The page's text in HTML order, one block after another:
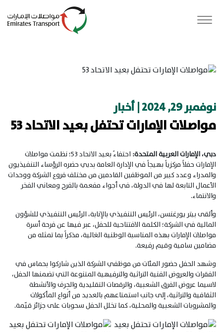
نوفمبر 29, 2024 | أخبار
مواصلات الإمارات تحتفل بعيد الاتحاد 53
دبي، الإمارات العربية المتحدة:
احتفاءً بعيد الاتحاد 53؛ نظمت مواصلات
الإمارات حفلاً مركزياً بهيجاً في الإدارة العامة بدبي حضره الرؤساء التنفيذيون
والمدراء وعدد كبير من الموظفين القادمين من مختلف فروع الشركة ووحدات
الأعمال التابعة لها في الدولة، في أجواء مفعمة بالفرح ومعاني الفخر
والانتماء.
وألقى بيتر يورغنسن، الرئيس التنفيذي بالإنابة، الرئيس التنفيذي للشؤون
المالية في الشركة؛ الكلمة الافتتاحية للحفل، عبر فيها عن فرحة أسرة
مواصلات الإمارات بهذه المناسبة الوطنية الغالية، مذكراً بما تمثله من
مضامين سامية وقيم رفيعة.
وشهد الحفل حضور المئات من موظفي الشركة الذين شاركوا بحماس في
الفقرات والعروض الفنية التراثية والترفيهية المتنوعة التي تضمنها الحفل،
لاسيما عروض الفرق الشعبية، والرقصات التقليدية والحِرف والأنشطة
الثقافية والتراثية، إلى جانب استمتاعهم بالعديد من أنواع المأكولات
والمشروبات الشعبية والمحلية، كما تخلل الحفل سحوبات على جزائز قيّمة.